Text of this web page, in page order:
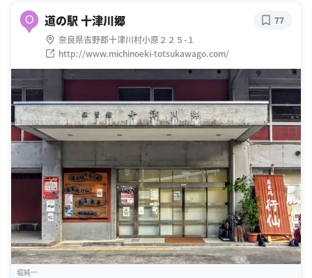
O 道の駅 十津川郷
奈良県吉野郡十津川村小原２２５-１
http://www.michinoeki-totsukawago.com/
77
堀純一